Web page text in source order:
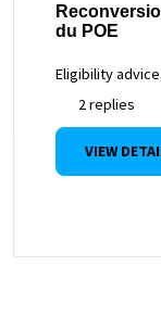
du POE
Eligibility
2 replies
VIEW